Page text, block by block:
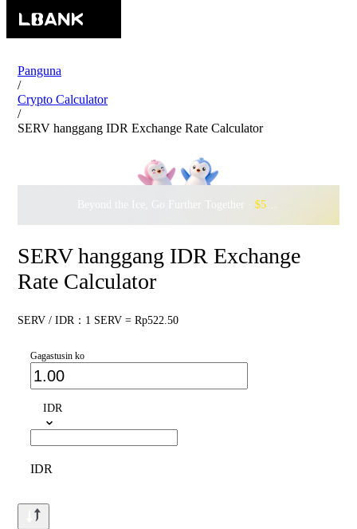
Panguna
/
Crypto Calculator
/
SERV hanggang IDR Exchange Rate Calculator
Beyond the Ice, Go Further Together · $500,000
SERV hanggang IDR Exchange
Rate Calculator
SERV / IDR：1 SERV = Rp522.50
Gagastusin ko
IDR
IDR